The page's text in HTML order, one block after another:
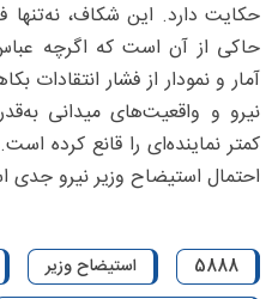
حکایت دارد. این شکاف،
حاکی از آن است که اگرچه عباس
آمار و نمودار از فشار انتقادات
نیرو و واقعیت‌های میدانی
کمتر نماینده‌ای را قانع کرده
احتمال استیضاح وزیر نیرو
5888 استیضاح وزیر